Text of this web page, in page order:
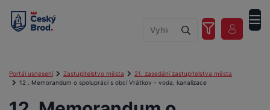
Portál usnesení Zastupitelstvo města
21. zasedání zastupitelstva města
12 . Memorandum o spolupráci s obcí Vrátkov - voda, kanalizace